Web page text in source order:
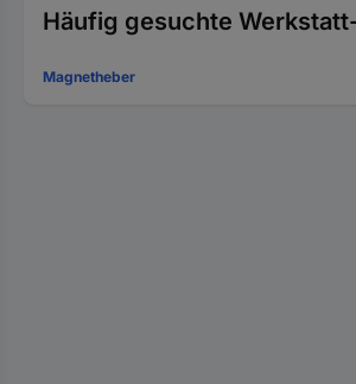
Häufig gesuchte
Magnetheber